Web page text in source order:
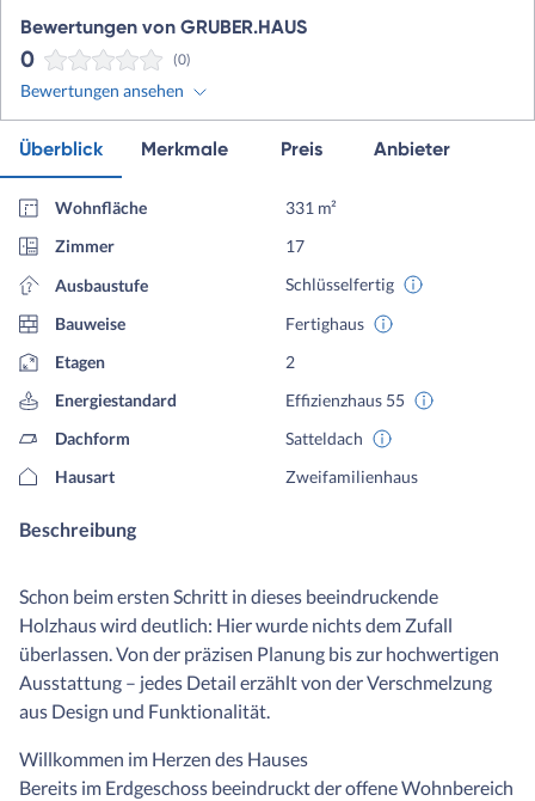
Bewertungen von GRUBER.HAUS
0 (0)
Bewertungen ansehen
Überblick Merkmale Preis Anbieter
Wohnfläche
331 m²
Zimmer
17
Ausbaustufe
Schlüsselfertig
Bauweise
Fertighaus
Etagen
2
Energiestandard
Effizienzhaus 55
Dachform
Satteldach
Hausart
Zweifamilienhaus
Beschreibung
Schon beim ersten Schritt in dieses beeindruckende
Holzhaus wird deutlich: Hier wurde nichts dem Zufall
überlassen. Von der präzisen Planung bis zur hochwertigen
Ausstattung – jedes Detail erzählt von der Verschmelzung
aus Design und Funktionalität.
Willkommen im Herzen des Hauses
Bereits im Erdgeschoss beeindruckt der offene Wohnbereich